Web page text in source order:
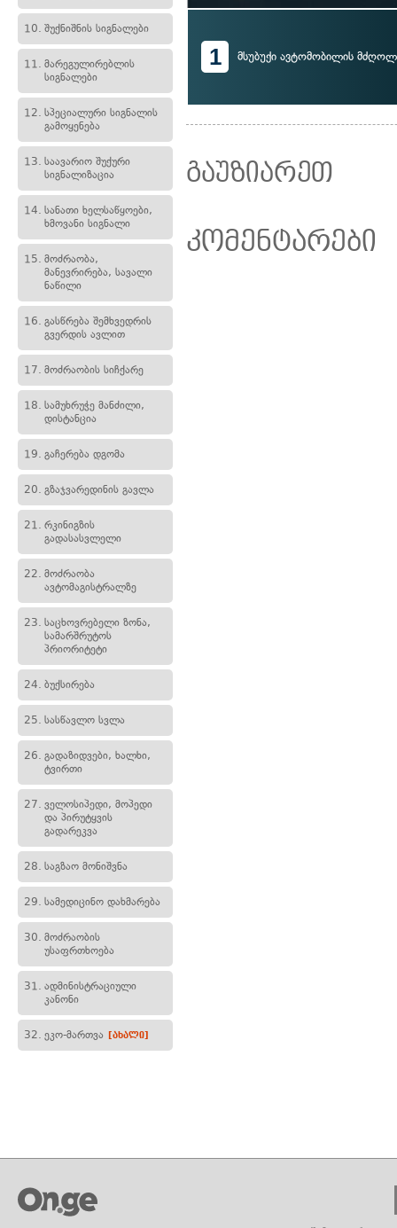
10. შუქნიშნის სიგნალები
11. მარეგულირებლის
სიგნალები
12. სპეციალური სიგნალის
გამოყენება
13. საავარიო შუქური
სიგნალიზაცია
14. სანათი ხელსაწყოები,
ხმოვანი სიგნალი
15. მოძრაობა,
მანევრირება, სავალი
ნაწილი
16. გასწრება შემხვედრის
გვერდის ავლით
17. მოძრაობის სიჩქარე
18. სამუხრუჭე მანძილი,
დისტანცია
19. გაჩერება დგომა
20. გზაჯვარედინის გავლა
21. რკინიგზის
გადასასვლელი
22. მოძრაობა
ავტომაგისტრალზე
23. საცხოვრებელი ზონა,
სამარშრუტოს
პრიორიტეტი
24. ბუქსირება
25. სასწავლო სვლა
26. გადაზიდვები, ხალხი,
ტვირთი
27. ველოსიპედი, მოპედი
და პირუტყვის
გადარეკვა
28. საგზაო მონიშვნა
29. სამედიცინო დახმარება
30. მოძრაობის
უსაფრთხოება
31. ადმინისტრაციული
კანონი
32. ეკო-მართვა [ახალი]
1 მსუბუქი ავტომობილის
გაუზიარეთ
კომენტარები